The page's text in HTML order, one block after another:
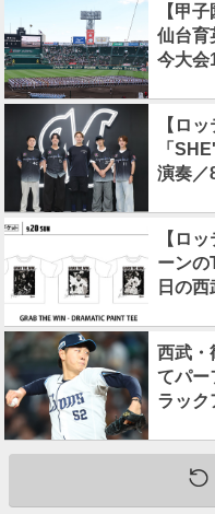
【甲
仙台
今大会
【ロ
「
演奏／
【ロ
ーンの
日の
西武・
てパー
ラック